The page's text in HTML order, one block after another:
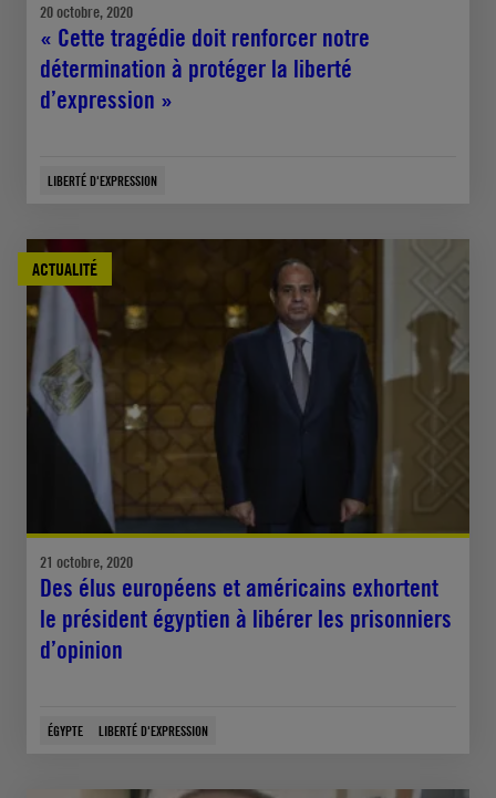
20 octobre, 2020
« Cette tragédie doit renforcer notre
détermination à protéger la liberté
d’expression »
LIBERTÉ D'EXPRESSION
ACTUALITÉ
21 octobre, 2020
Des élus européens et américains exhortent
le président égyptien à libérer les prisonniers
d’opinion
ÉGYPTE LIBERTÉ D'EXPRESSION